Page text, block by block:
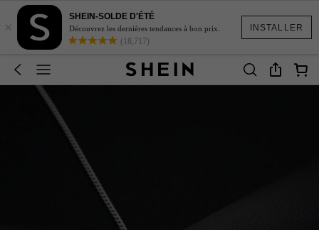
INSTALLER
×
SHEIN-SOLDE D'ÉTÉ
Découvrez les dernières tendances à bon prix.
(18,717)